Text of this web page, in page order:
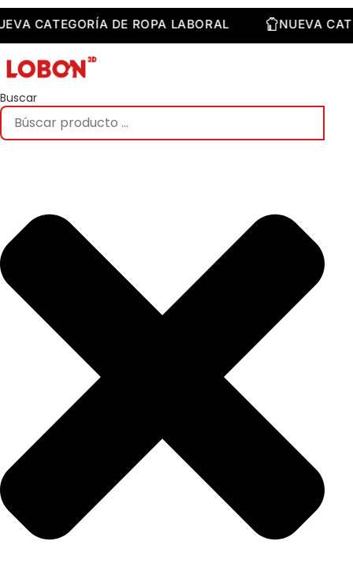
Saltar
al
contenido
NUEVA CATEGORÍA DE ROPA LABORAL NUEVA
Buscar